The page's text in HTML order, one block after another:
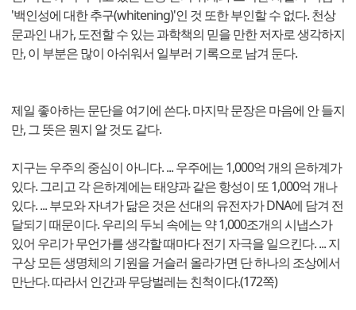
'백인성에 대한 추구(whitening)'인 것 또한 부인할 수 없다. 천상
문과인 내가, 도전할 수 있는 과학책의 믿을 만한 저자로 생각하지
만, 이 부분은 많이 아쉬워서 일부러 기록으로 남겨 둔다.
제일 좋아하는 문단을 여기에 쓴다. 마지막 문장은 마음에 안 들지
만, 그 뜻은 뭔지 알 것도 같다.
지구는 우주의 중심이 아니다. ... 우주에는 1,000억 개의 은하계가
있다. 그리고 각 은하계에는 태양과 같은 항성이 또 1,000억 개나
있다. ... 부모와 자녀가 닮은 것은 선대의 유전자가 DNA에 담겨 전
달되기 때문이다. 우리의 두뇌 속에는 약 1,000조개의 시냅스가
있어 우리가 무언가를 생각할 때마다 전기 자극을 일으킨다. ... 지
구상 모든 생명체의 기원을 거슬러 올라가면 단 하나의 조상에서
만난다. 따라서 인간과 무당벌레는 친척이다.(172쪽)